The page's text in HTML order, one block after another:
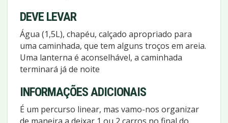
DEVE LEVAR
Água (1,5L), chapéu, calçado apropriado para
uma caminhada, que tem alguns troços em areia.
Uma lanterna é aconselhável, a caminhada
terminará já de noite
INFORMAÇÕES ADICIONAIS
É um percurso linear, mas vamo-nos organizar